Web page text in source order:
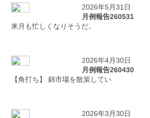
2026年5月31日
月例報告260531
来月も忙しくなりそうだ。
2026年4月30日
月例報告260430
【角打ち】 錦市場を散策してい
2026年3月30日